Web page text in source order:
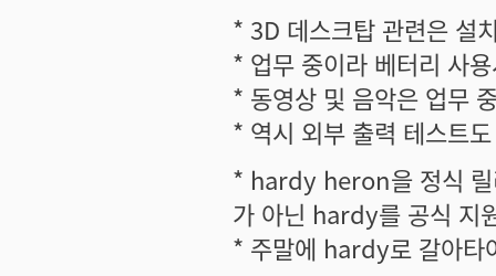
* 3D 데스크탑 관련은 설
* 업무 중이라 베터리 사
* 동영상 및 음악은 업무
* 역시 외부 출력 테스트
* hardy heron을 정식 릴
가 아닌 hardy를 공식 지
* 주말에 hardy로 갈아타